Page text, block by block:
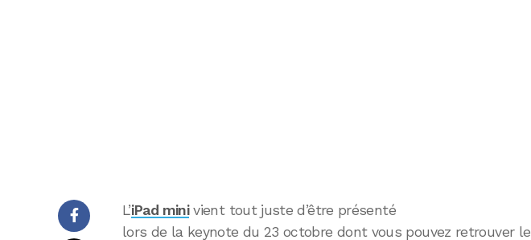
L’iPad minivient tout juste d’être présenté
lors de la keynote du 23 octobre dont vous pouvez retrouver le